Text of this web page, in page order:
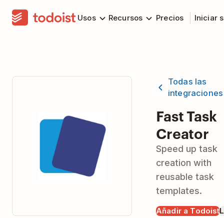
Usos Recursos Precios Iniciar
Todas las
integraciones
Fast Task
Creator
Speed up task
creation with
reusable task
templates.
Añadir a Todoist